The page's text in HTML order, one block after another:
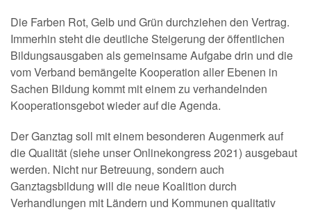
Die Farben Rot, Gelb und Grün durchziehen den Vertrag.
Immerhin steht die deutliche Steigerung der öffentlichen
Bildungsausgaben als gemeinsame Aufgabe drin und die
vom Verband bemängelte Kooperation aller Ebenen in
Sachen Bildung kommt mit einem zu verhandelnden
Kooperationsgebot wieder auf die Agenda.
Der Ganztag soll mit einem besonderen Augenmerk auf
die Qualität (siehe unser Onlinekongress 2021) ausgebaut
werden. Nicht nur Betreuung, sondern auch
Ganztagsbildung will die neue Koalition durch
Verhandlungen mit Ländern und Kommunen qualitativ